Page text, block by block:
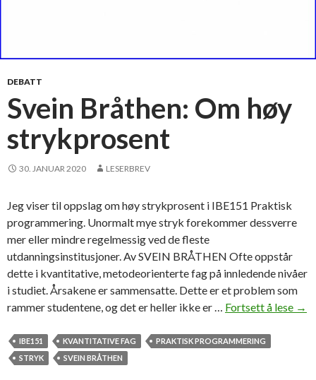
I
DEBATT
Svein Bråthen: Om høy
strykprosent
30. JANUAR 2020 LESERBREV
Jeg viser til oppslag om høy strykprosent i IBE151 Praktisk
programmering. Unormalt mye stryk forekommer dessverre
mer eller mindre regelmessig ved de fleste
utdanningsinstitusjoner. Av SVEIN BRÅTHEN Ofte oppstår
dette i kvantitative, metodeorienterte fag på innledende nivåer
i studiet. Årsakene er sammensatte. Dette er et problem som
rammer studentene, og det er heller ikke er … Fortsett å lese S
→
IBE151 KVANTITATIVE FAG
PRAKTISK PROGRAMMERING
STRYK
SVEIN BRÅTHEN